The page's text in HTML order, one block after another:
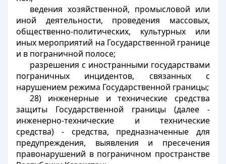
ведения хозяйственной, промысловой или
иной деятельности, проведения массовых,
общественно-политических, культурных или
иных мероприятий на Государственной границе
и в пограничной полосе;
разрешения с иностранными государствами
пограничных инцидентов, связанных с
нарушением режима Государственной границы;
28) инженерные и технические средства
защиты Государственной границы (далее -
инженерно-технические и технические
средства) - средства, предназначенные для
предупреждения, выявления и пресечения
правонарушений в пограничном пространстве